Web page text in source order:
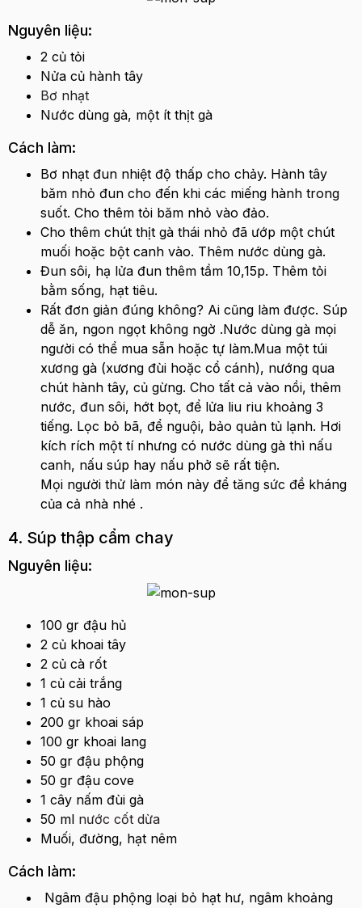
Nguyên liệu:
2 củ tỏi
Nửa củ hành tây
Bơ nhạt
Nước dùng gà, một ít thịt gà
Cách làm:
Bơ nhạt đun nhiệt độ thấp cho chảy. Hành tây
băm nhỏ đun cho đến khi các miếng hành trong
suốt. Cho thêm tỏi băm nhỏ vào đảo.
Cho thêm chút thịt gà thái nhỏ đã ướp một chút
muối hoặc bột canh vào. Thêm nước dùng gà.
Đun sôi, hạ lửa đun thêm tầm 10,15p. Thêm tỏi
bằm sống, hạt tiêu.
Rất đơn giản đúng không? Ai cũng làm được. Súp
dễ ăn, ngon ngọt không ngờ .Nước dùng gà mọi
người có thể mua sẵn hoặc tự làm.Mua một túi
xương gà (xương đùi hoặc cổ cánh), nướng qua
chút hành tây, củ gừng. Cho tất cả vào nồi, thêm
nước, đun sôi, hớt bọt, để lửa liu riu khoảng 3
tiếng. Lọc bỏ bã, để nguội, bảo quản tủ lạnh. Hơi
kích rích một tí nhưng có nước dùng gà thì nấu
canh, nấu súp hay nấu phở sẽ rất tiện.
Mọi người thử làm món này để tăng sức đề kháng
của cả nhà nhé .
4. Súp thập cẩm chay
Nguyên liệu:
100 gr đậu hủ
2 củ khoai tây
2 củ cà rốt
1 củ cải trắng
1 củ su hào
200 gr khoai sáp
100 gr khoai lang
50 gr đậu phộng
50 gr đậu cove
1 cây nấm đùi gà
50 ml nước cốt dừa
Muối, đường, hạt nêm
Cách làm:
Ngâm đậu phộng loại bỏ hạt hư, ngâm khoảng